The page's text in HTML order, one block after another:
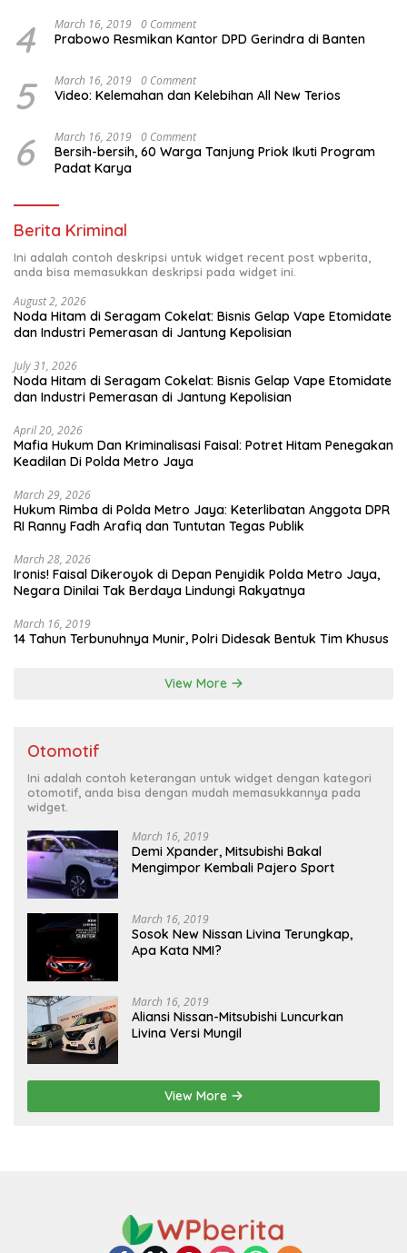
4 March 16, 2019 0 Comment
Prabowo Resmikan Kantor DPD Gerindra di Banten
5 March 16, 2019 0 Comment
Video: Kelemahan dan Kelebihan All New Terios
6 March 16, 2019 0 Comment
Bersih-bersih, 60 Warga Tanjung Priok Ikuti Program
Padat Karya
Berita Kriminal
Ini adalah contoh deskripsi untuk widget recent post wpberita,
anda bisa memasukkan deskripsi pada widget ini.
August 2, 2026
Noda Hitam di Seragam Cokelat: Bisnis Gelap Vape Etomidate
dan Industri Pemerasan di Jantung Kepolisian
July 31, 2026
Noda Hitam di Seragam Cokelat: Bisnis Gelap Vape Etomidate
dan Industri Pemerasan di Jantung Kepolisian
April 20, 2026
Mafia Hukum Dan Kriminalisasi Faisal: Potret Hitam Penegakan
Keadilan Di Polda Metro Jaya
March 29, 2026
Hukum Rimba di Polda Metro Jaya: Keterlibatan Anggota DPR
RI Ranny Fadh Arafiq dan Tuntutan Tegas Publik
March 28, 2026
Ironis! Faisal Dikeroyok di Depan Penyidik Polda Metro Jaya,
Negara Dinilai Tak Berdaya Lindungi Rakyatnya
March 16, 2019
14 Tahun Terbunuhnya Munir, Polri Didesak Bentuk Tim Khusus
View More
Otomotif
Ini adalah contoh keterangan untuk widget dengan kategori
otomotif, anda bisa dengan mudah memasukkannya pada
widget.
March 16, 2019
Demi Xpander, Mitsubishi Bakal
Mengimpor Kembali Pajero Sport
March 16, 2019
Sosok New Nissan Livina Terungkap,
Apa Kata NMI?
March 16, 2019
Aliansi Nissan-Mitsubishi Luncurkan
Livina Versi Mungil
View More